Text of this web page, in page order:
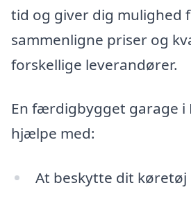
tid og giver dig mulighed
sammenligne priser og
forskellige leverandører.
En færdigbygget garage i
hjælpe med:
At beskytte dit